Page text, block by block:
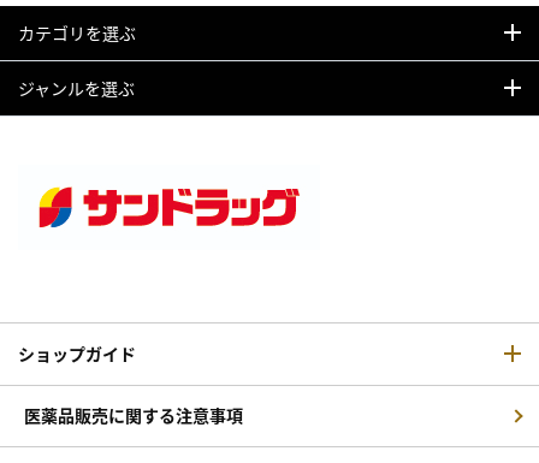
カテゴリを選ぶ
ジャンルを選ぶ
ショップガイド
医薬品販売に関する注意事項